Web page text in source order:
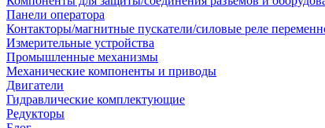
Панели оператора
Контакторы/магнитные пускатели/силовые реле
Измерительные устройства
Промышленные механизмы
Механические компоненты и приводы
Двигатели
Гидравлические комплектующие
Редукторы